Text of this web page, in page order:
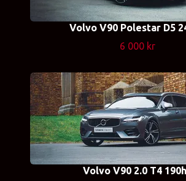
Volvo V90 Polestar D5
6 000 kr
Volvo V90 2.0 T4